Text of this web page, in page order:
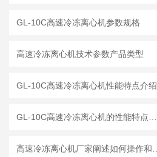
GL-10C高速冷冻离心机参数规格
高速冷冻离心机技术参数产品类型
GL-10C高速冷冻离心机性能特点介绍